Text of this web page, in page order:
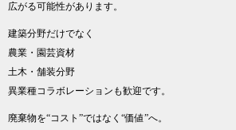
広がる可能性があります。
建築分野だけでなく
農業・園芸資材
土木・舗装分野
異業種コラボレーションも歓迎です。
廃棄物を“コスト”ではなく“価値”へ。